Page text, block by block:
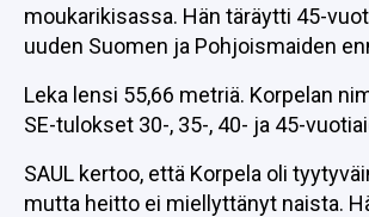
moukarikisassa. Hän täräytti 45-
uuden Suomen ja Pohjoismaiden
Leka lensi 55,66 metriä. Korpelan
SE-tulokset 30-, 35-, 40- ja 45-
SAUL kertoo, että Korpela oli
mutta heitto ei miellyttänyt naista.